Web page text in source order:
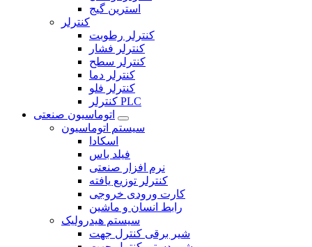
استرین گیج
کنترلر
کنترلر رطوبت
کنترلر فشار
کنترلر سطح
کنترلر دما
کنترلر فلو
کنترلر PLC
اتوماسیون صنعتی
سیستم اتوماسیون
اسکادا
فیلد باس
نرم افزار صنعتی
کنترلر توزیع یافته
کارت ورودی خروجی
رابط انسان و ماشین
سیستم هیدرولیک
شیر برقی کنترل جهت